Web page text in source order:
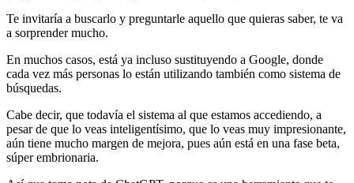
Te invitaría a buscarlo y preguntarle aquello que quieras saber, te va
a sorprender mucho.
En muchos casos, está ya incluso sustituyendo a Google, donde
cada vez más personas lo están utilizando también como sistema de
búsquedas.
Cabe decir, que todavía el sistema al que estamos accediendo, a
pesar de que lo veas inteligentísimo, que lo veas muy impresionante,
aún tiene mucho margen de mejora, pues aún está en una fase beta,
súper embrionaria.